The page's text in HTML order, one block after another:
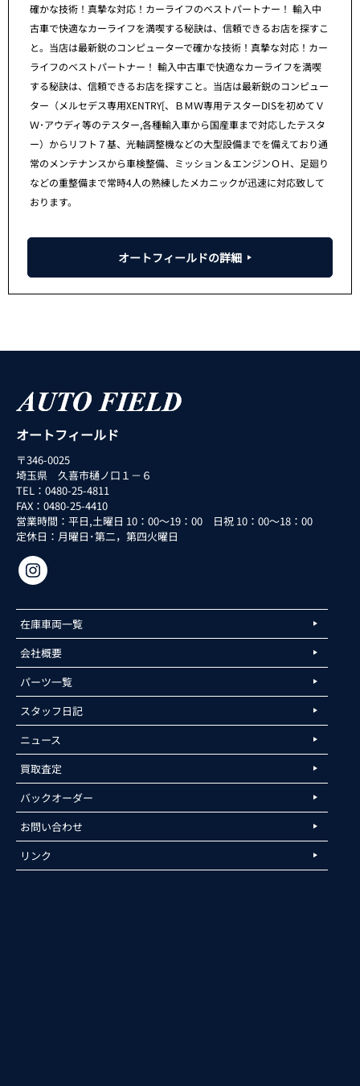
確かな技術！真摯な対応！カーライフのベストパートナー！ 輸入中
古車で快適なカーライフを満喫する秘訣は、信頼できるお店を探すこ
と。当店は最新鋭のコンピューターで確かな技術！真摯な対応！カー
ライフのベストパートナー！ 輸入中古車で快適なカーライフを満喫
する秘訣は、信頼できるお店を探すこと。当店は最新鋭のコンピュー
ター（メルセデス専用XENTRY[、ＢＭＷ専用テスターDISを初めてＶ
Ｗ･アウディ等のテスター,各種輸入車から国産車まで対応したテスタ
ー）からリフト７基、光軸調整機などの大型設備までを備えており通
常のメンテナンスから車検整備、ミッション＆エンジンＯＨ、足廻り
などの重整備まで常時4人の熟練したメカニックが迅速に対応致して
おります。
オートフィールドの詳細
オートフィールド
〒346-0025
埼玉県 久喜市樋ノ口１－６
TEL：0480-25-4811
FAX：0480-25-4410
営業時間：平日,土曜日 10：00～19：00 日祝 10：00～18：00
定休日：月曜日･第二，第四火曜日
在庫車両一覧
会社概要
パーツ一覧
スタッフ日記
ニュース
買取査定
バックオーダー
お問い合わせ
リンク